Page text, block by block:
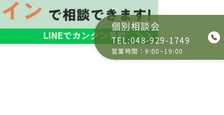
個別相談会
TEL:048-929-1749
営業時間：9:00~19:00